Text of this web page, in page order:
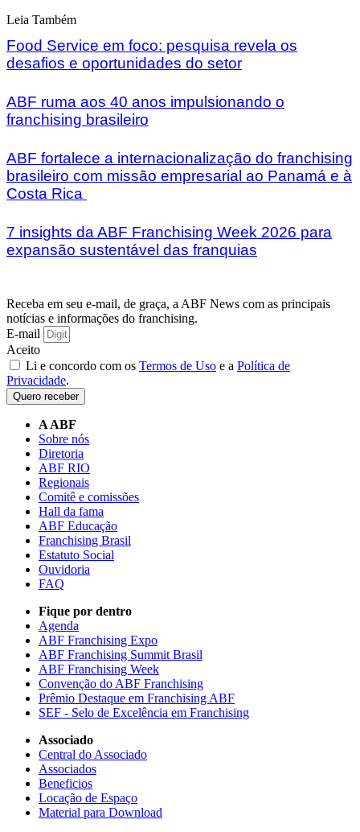
Leia Também
Food Service em foco: pesquisa revela os
desafios e oportunidades do setor
ABF ruma aos 40 anos impulsionando o
franchising brasileiro
ABF fortalece a internacionalização do franchising
brasileiro com missão empresarial ao Panamá e à
Costa Rica
7 insights da ABF Franchising Week 2026 para
expansão sustentável das franquias
Receba em seu e-mail, de graça, a ABF News com as principais
notícias e informações do franchising.
E-mail
Aceito
Li e concordo com os Termos de Uso e a Política de
Privacidade.
Quero receber
A ABF
Sobre nós
Diretoria
ABF RIO
Regionais
Comitê e comissões
Hall da fama
ABF Educação
Franchising Brasil
Estatuto Social
Ouvidoria
FAQ
Fique por dentro
Agenda
ABF Franchising Expo
ABF Franchising Summit Brasil
ABF Franchising Week
Convenção do ABF Franchising
Prêmio Destaque em Franchising ABF
SEF - Selo de Excelência em Franchising
Associado
Central do Associado
Associados
Beneficios
Locação de Espaço
Material para Download